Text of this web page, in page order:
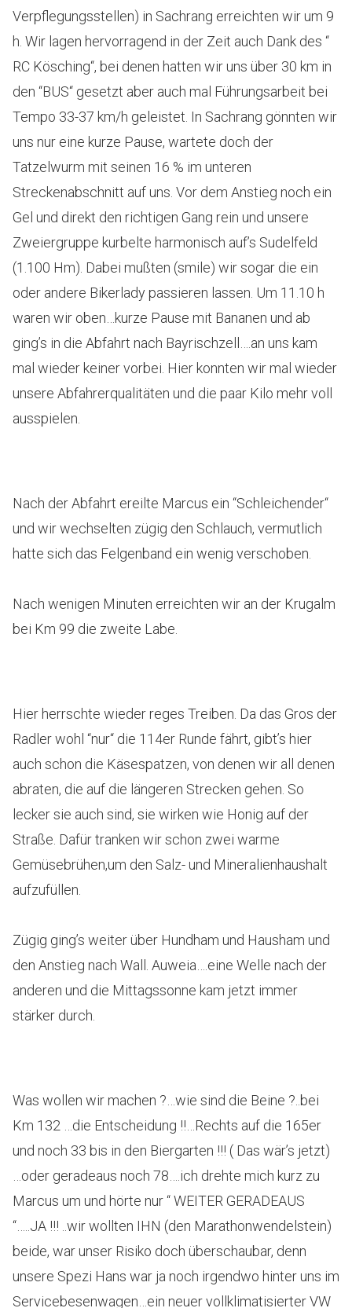
Verpflegungsstellen) in Sachrang erreichten wir um 9
h. Wir lagen hervorragend in der Zeit auch Dank des “
RC Kösching“, bei denen hatten wir uns über 30 km in
den “BUS“ gesetzt aber auch mal Führungsarbeit bei
Tempo 33-37 km/h geleistet. In Sachrang gönnten wir
uns nur eine kurze Pause, wartete doch der
Tatzelwurm mit seinen 16 % im unteren
Streckenabschnitt auf uns. Vor dem Anstieg noch ein
Gel und direkt den richtigen Gang rein und unsere
Zweiergruppe kurbelte harmonisch auf’s Sudelfeld
(1.100 Hm). Dabei mußten (smile) wir sogar die ein
oder andere Bikerlady passieren lassen. Um 11.10 h
waren wir oben…kurze Pause mit Bananen und ab
ging’s in die Abfahrt nach Bayrischzell….an uns kam
mal wieder keiner vorbei. Hier konnten wir mal wieder
unsere Abfahrerqualitäten und die paar Kilo mehr voll
ausspielen.
Nach der Abfahrt ereilte Marcus ein “Schleichender“
und wir wechselten zügig den Schlauch, vermutlich
hatte sich das Felgenband ein wenig verschoben.
Nach wenigen Minuten erreichten wir an der Krugalm
bei Km 99 die zweite Labe.
Hier herrschte wieder reges Treiben. Da das Gros der
Radler wohl “nur“ die 114er Runde fährt, gibt’s hier
auch schon die Käsespatzen, von denen wir all denen
abraten, die auf die längeren Strecken gehen. So
lecker sie auch sind, sie wirken wie Honig auf der
Straße. Dafür tranken wir schon zwei warme
Gemüsebrühen,um den Salz- und Mineralienhaushalt
aufzufüllen.
Zügig ging’s weiter über Hundham und Hausham und
den Anstieg nach Wall. Auweia….eine Welle nach der
anderen und die Mittagssonne kam jetzt immer
stärker durch.
Was wollen wir machen ?…wie sind die Beine ?..bei
Km 132 …die Entscheidung !!…Rechts auf die 165er
und noch 33 bis in den Biergarten !!! ( Das wär’s jetzt)
…oder geradeaus noch 78….ich drehte mich kurz zu
Marcus um und hörte nur “ WEITER GERADEAUS
“…..JA !!! ..wir wollten IHN (den Marathonwendelstein)
beide, war unser Risiko doch überschaubar, denn
unsere Spezi Hans war ja noch irgendwo hinter uns im
Servicebesenwagen…ein neuer vollklimatisierter VW